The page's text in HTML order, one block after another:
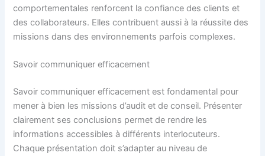
comportementales renforcent la confiance des clients et
des collaborateurs. Elles contribuent aussi à la réussite des
missions dans des environnements parfois complexes.
Savoir communiquer efficacement
Savoir communiquer efficacement est fondamental pour
mener à bien les missions d’audit et de conseil. Présenter
clairement ses conclusions permet de rendre les
informations accessibles à différents interlocuteurs.
Chaque présentation doit s’adapter au niveau de